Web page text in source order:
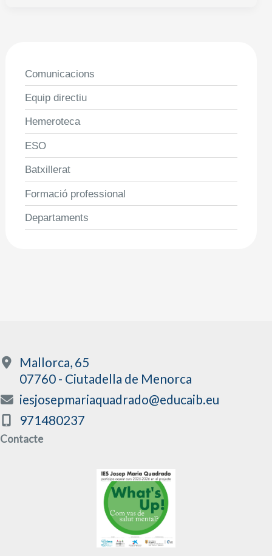
Comunicacions
Equip directiu
Hemeroteca
ESO
Batxillerat
Formació professional
Departaments
Mallorca, 65
07760 - Ciutadella de Menorca
iesjosepmariaquadrado@educaib.eu
971480237
Contacte